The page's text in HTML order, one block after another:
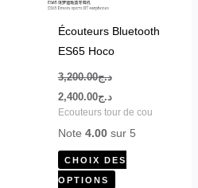
Écouteurs Bluetooth
ES65 Hoco
د.ج3,200.00
د.ج2,400.00
Ecouteurs tour de cou
Note 4.00sur 5
CHOIX DES
OPTIONS
être